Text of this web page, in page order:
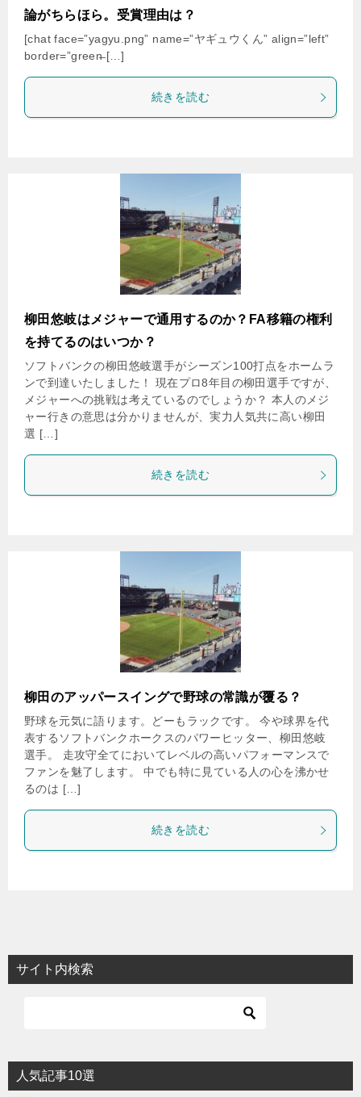
論がちらほら。受賞理由は？
[chat face=”yagyu.png” name=”ヤギュウくん” align=”left”
border=”green̶ […]
続きを読む
柳田悠岐はメジャーで通用するのか？FA移籍の権利
を持てるのはいつか？
ソフトバンクの柳田悠岐選手がシーズン100打点をホームラ
ンで到達いたしました！ 現在プロ8年目の柳田選手ですが、
メジャーへの挑戦は考えているのでしょうか？ 本人のメジ
ャー行きの意思は分かりませんが、実力人気共に高い柳田
選 […]
続きを読む
柳田のアッパースイングで野球の常識が覆る？
野球を元気に語ります。どーもラックです。 今や球界を代
表するソフトバンクホークスのパワーヒッター、柳田悠岐
選手。 走攻守全てにおいてレベルの高いパフォーマンスで
ファンを魅了します。 中でも特に見ている人の心を沸かせ
るのは […]
続きを読む
サイト内検索
人気記事10選